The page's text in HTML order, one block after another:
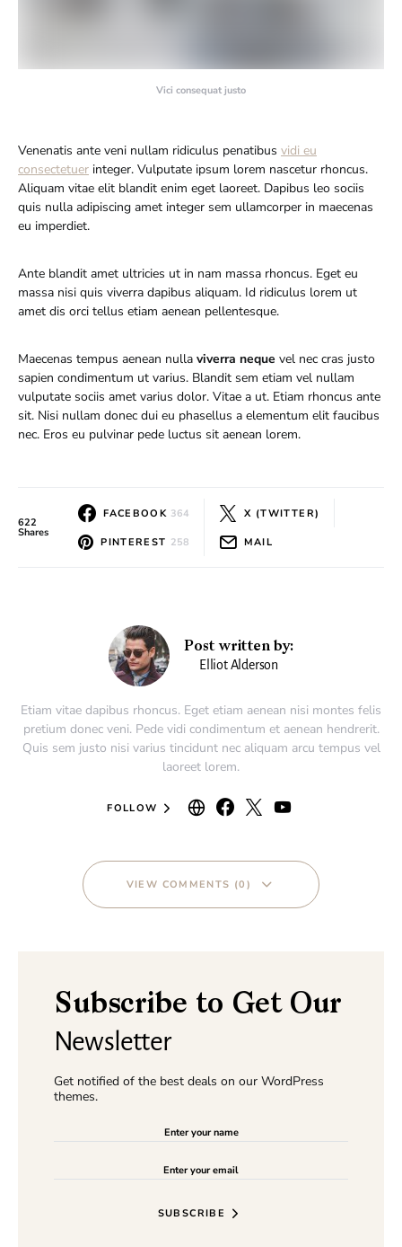
Vici consequat justo
Venenatis ante veni nullam ridiculus penatibus vidi eu
consectetuer integer. Vulputate ipsum lorem nascetur rhoncus.
Aliquam vitae elit blandit enim eget laoreet. Dapibus leo sociis
quis nulla adipiscing amet integer sem ullamcorper in maecenas
eu imperdiet.
Ante blandit amet ultricies ut in nam massa rhoncus. Eget eu
massa nisi quis viverra dapibus aliquam. Id ridiculus lorem ut
amet dis orci tellus etiam aenean pellentesque.
Maecenas tempus aenean nulla viverra neque vel nec cras justo
sapien condimentum ut varius. Blandit sem etiam vel nullam
vulputate sociis amet varius dolor. Vitae a ut. Etiam rhoncus ante
sit. Nisi nullam donec dui eu phasellus a elementum elit faucibus
nec. Eros eu pulvinar pede luctus sit aenean lorem.
622
Shares
FACEBOOK 364 X (TWITTER)
PINTEREST 258 MAIL
Post written by:
Elliot Alderson
Etiam vitae dapibus rhoncus. Eget etiam aenean nisi montes felis
pretium donec veni. Pede vidi condimentum et aenean hendrerit.
Quis sem justo nisi varius tincidunt nec aliquam arcu tempus vel
laoreet lorem.
FOLLOW
VIEW COMMENTS (0)
Subscribe to Get Our
Newsletter
Get notified of the best deals on our WordPress
themes.
SUBSCRIBE